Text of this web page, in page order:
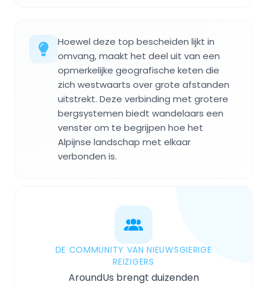
Hoewel deze top bescheiden lijkt in
omvang, maakt het deel uit van een
opmerkelijke geografische keten die
zich westwaarts over grote afstanden
uitstrekt. Deze verbinding met grotere
bergsystemen biedt wandelaars een
venster om te begrijpen hoe het
Alpijnse landschap met elkaar
verbonden is.
DE COMMUNITY VAN NIEUWSGIERIGE
REIZIGERS
AroundUs brengt duizenden